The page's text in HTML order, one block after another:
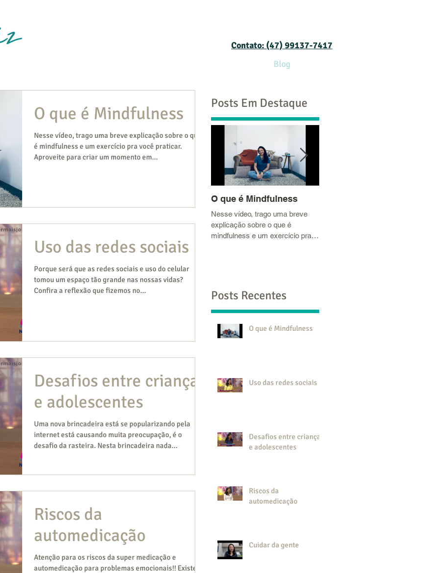
Contato: (47) 99137-7417
Blog
O que é Mindfulness
Nesse vídeo, trago uma breve explicação sobre o que
é mindfulness e um exercício pra você praticar.
Aproveite para criar um momento em...
Uso das redes sociais
Porque será que as redes sociais e uso do celular
tomou um espaço tão grande nas nossas vidas?
Confira a reflexão que fizemos no...
Desafios entre crianças
e adolescentes
Uma nova brincadeira está se popularizando pela
internet está causando muita preocupação, é o
desafio da rasteira. Nesta brincadeira nada...
Riscos da
automedicação
Atenção para os riscos da super medicação e
automedicação para problemas emocionais!! Existem
Posts Em Destaque
O que é Mindfulness
Nesse vídeo, trago uma breve
explicação sobre o que é
mindfulness e um exercício pra
Posts Recentes
O que é Mindfulness
Uso das redes sociais
Desafios entre crianças
e adolescentes
Riscos da
automedicação
Cuidar da gente